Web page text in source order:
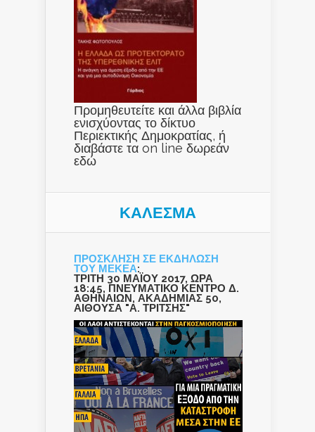
Προμηθευτείτε και άλλα βιβλία
ενισχύοντας το δίκτυο
Περιεκτικής Δημοκρατίας, ή
διαβάστε τα on line δωρεάν
εδώ
ΚΑΛΕΣΜΑ
ΠΡΟΣΚΛΗΣΗ ΣΕ ΕΚΔΗΛΩΣΗ
ΤΟΥ ΜΕΚΕΑ:
ΤΡΙΤΗ 30 ΜΑΪΟΥ 2017, ΩΡΑ
18:45, ΠΝΕΥΜΑΤΙΚΟ ΚΕΝΤΡΟ Δ.
ΑΘΗΝΑΙΩΝ, ΑΚΑΔΗΜΙΑΣ 50,
ΑΙΘΟΥΣΑ "Α. ΤΡΙΤΣΗΣ"